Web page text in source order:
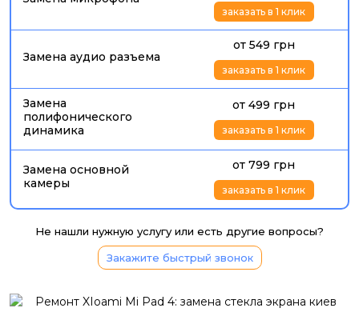
заказать в 1 клик
Замена аудио разъема
от 549 грн
заказать в 1 клик
Замена
полифонического
динамика
от 499 грн
заказать в 1 клик
Замена основной
камеры
от 799 грн
заказать в 1 клик
Не нашли нужную услугу или есть другие вопросы?
Закажите быстрый звонок